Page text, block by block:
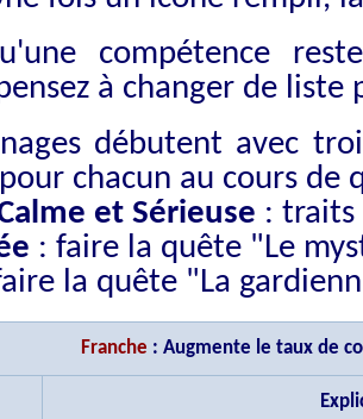
compétence
à changer de
débutent avec
chacun au cours de
et Sérieuse : traits
: faire la quête "Le
la quête "La
Franche : Augmente le taux de